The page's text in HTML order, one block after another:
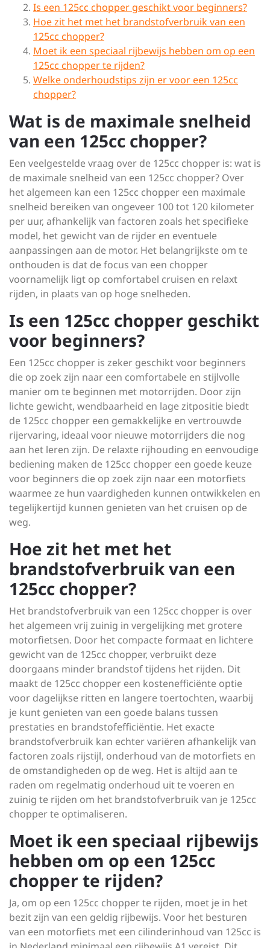
Is een 125cc chopper geschikt voor beginners?
Hoe zit het met het brandstofverbruik van een
125cc chopper?
Moet ik een speciaal rijbewijs hebben om op een
125cc chopper te rijden?
Welke onderhoudstips zijn er voor een 125cc
chopper?
Wat is de maximale snelheid
van een 125cc chopper?
Een veelgestelde vraag over de 125cc chopper is: wat is
de maximale snelheid van een 125cc chopper? Over
het algemeen kan een 125cc chopper een maximale
snelheid bereiken van ongeveer 100 tot 120 kilometer
per uur, afhankelijk van factoren zoals het specifieke
model, het gewicht van de rijder en eventuele
aanpassingen aan de motor. Het belangrijkste om te
onthouden is dat de focus van een chopper
voornamelijk ligt op comfortabel cruisen en relaxt
rijden, in plaats van op hoge snelheden.
Is een 125cc chopper geschikt
voor beginners?
Een 125cc chopper is zeker geschikt voor beginners
die op zoek zijn naar een comfortabele en stijlvolle
manier om te beginnen met motorrijden. Door zijn
lichte gewicht, wendbaarheid en lage zitpositie biedt
de 125cc chopper een gemakkelijke en vertrouwde
rijervaring, ideaal voor nieuwe motorrijders die nog
aan het leren zijn. De relaxte rijhouding en eenvoudige
bediening maken de 125cc chopper een goede keuze
voor beginners die op zoek zijn naar een motorfiets
waarmee ze hun vaardigheden kunnen ontwikkelen en
tegelijkertijd kunnen genieten van het cruisen op de
weg.
Hoe zit het met het
brandstofverbruik van een
125cc chopper?
Het brandstofverbruik van een 125cc chopper is over
het algemeen vrij zuinig in vergelijking met grotere
motorfietsen. Door het compacte formaat en lichtere
gewicht van de 125cc chopper, verbruikt deze
doorgaans minder brandstof tijdens het rijden. Dit
maakt de 125cc chopper een kostenefficiënte optie
voor dagelijkse ritten en langere toertochten, waarbij
je kunt genieten van een goede balans tussen
prestaties en brandstofefficiëntie. Het exacte
brandstofverbruik kan echter variëren afhankelijk van
factoren zoals rijstijl, onderhoud van de motorfiets en
de omstandigheden op de weg. Het is altijd aan te
raden om regelmatig onderhoud uit te voeren en
zuinig te rijden om het brandstofverbruik van je 125cc
chopper te optimaliseren.
Moet ik een speciaal rijbewijs
hebben om op een 125cc
chopper te rijden?
Ja, om op een 125cc chopper te rijden, moet je in het
bezit zijn van een geldig rijbewijs. Voor het besturen
van een motorfiets met een cilinderinhoud van 125cc is